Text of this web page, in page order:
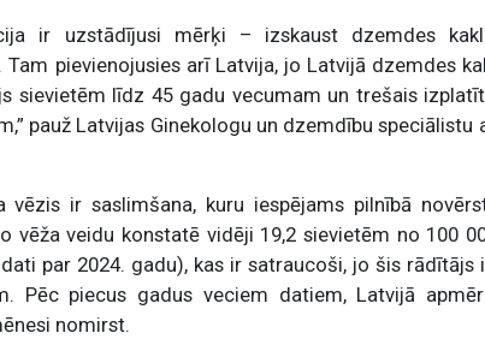
ir uzstādījusi mērķi – izskaust dzemdes
Tam pievienojusies arī Latvija, jo Latvijā dzemdes
sievietēm līdz 45 gadu vecumam un trešais
pauž Latvijas Ginekologu un dzemdību speciālistu
vēzis ir saslimšana, kuru iespējams pilnībā
vēža veidu konstatē vidēji 19,2 sievietēm no 100
par 2024. gadu), kas ir satraucoši, jo šis rādītājs
Pēc piecus gadus veciem datiem, Latvijā
nomirst.